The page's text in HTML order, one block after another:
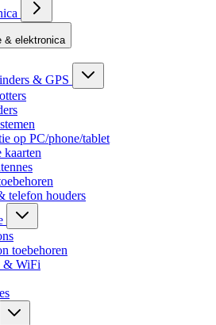
& elektronica
& GPS
op PC/phone/tablet
telefon houders
toebehoren
& WiFi